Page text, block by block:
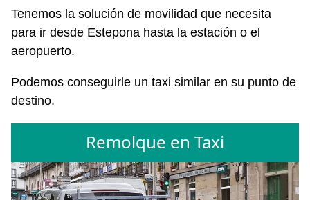
Tenemos la solución de movilidad que necesita
para ir desde Estepona hasta la estación o el
aeropuerto.
Podemos conseguirle un taxi similar en su punto de
destino.
Remolque en Taxi